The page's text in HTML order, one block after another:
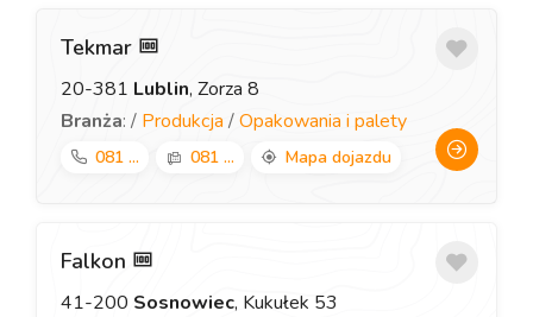
Tekmar
20-381 Lublin, Zorza 8
Branża: / Produkcja /Opakowania i palety
081 ... 081 ... Mapa dojazdu
Falkon
41-200 Sosnowiec, Kukułek 53